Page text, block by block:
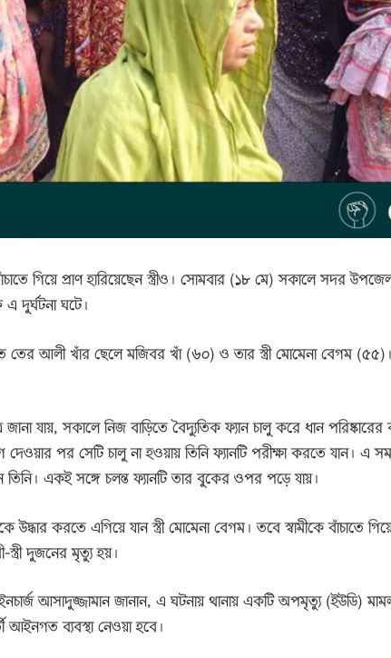
গিয়ে প্রাণ হারিয়েছেন স্ত্রীও। সোমবার (১৮ মে) সকালে সদর
এ দুর্ঘটনা ঘটে।
মৃত তের আলী খাঁর ছেলে মজিবর খাঁ (৬০) ও তার স্ত্রী মোমেনা বেগম
জানা যায়, সকালে নিজ বাড়িতে বৈদ্যুতিক ফ্যান চালু করে ধান
দেওয়ার পর সেটি চালু না হওয়ায় তিনি ফ্যানটি পরীক্ষা করতে যান। এ
তিনি। একই সঙ্গে চলন্ত ফ্যানটি তার বুকের ওপর পড়ে যায়।
করতে এগিয়ে যান স্ত্রী মোমেনা বেগম। তবে স্বামীকে বাঁচাতে
স্ত্রী দুজনের মৃত্যু হয়।
আসাদুজ্জামান জানান, এ ঘটনায় থানায় একটি অপমৃত্যু (ইউডি)
আইনগত ব্যবস্থা নেওয়া হবে।